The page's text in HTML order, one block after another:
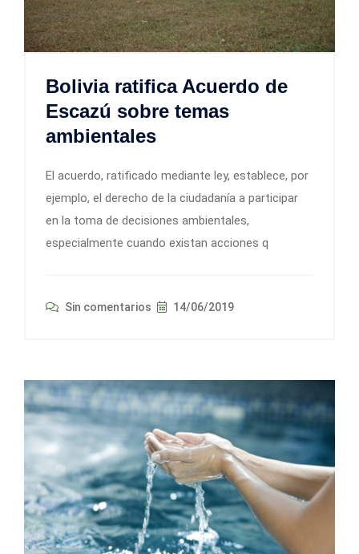
Bolivia ratifica Acuerdo de
Escazú sobre temas
ambientales
El acuerdo, ratificado mediante ley, establece, por
ejemplo, el derecho de la ciudadanía a participar
en la toma de decisiones ambientales,
especialmente cuando existan acciones q
Sin comentarios 14/06/2019